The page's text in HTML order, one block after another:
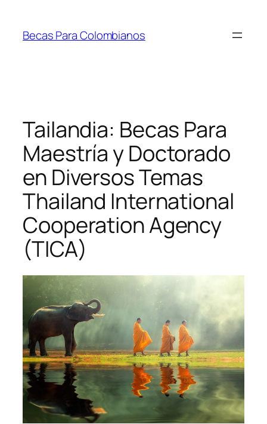
contenido
Becas Para Colombianos
Tailandia: Becas Para
Maestría y Doctorado
en Diversos Temas
Thailand International
Cooperation Agency
(TICA)